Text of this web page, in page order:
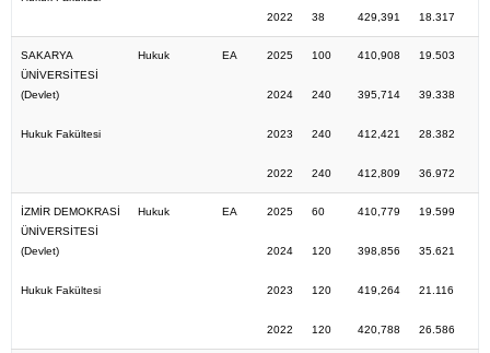
2022 38 429,391 18.317
SAKARYA
ÜNİVERSİTESİ
(Devlet)
Hukuk Fakültesi
Hukuk EA 2025
2024
2023
2022
100
240
240
240
410,908
395,714
412,421
412,809
19.503
39.338
28.382
36.972
İZMİR DEMOKRASİ
ÜNİVERSİTESİ
(Devlet)
Hukuk Fakültesi
Hukuk EA 2025
2024
2023
2022
60
120
120
120
410,779
398,856
419,264
420,788
19.599
35.621
21.116
26.586